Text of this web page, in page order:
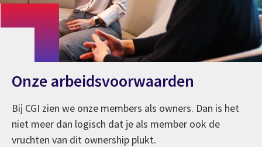
Onze arbeidsvoorwaarden
Bij CGI zien we onze members als owners. Dan is het
niet meer dan logisch dat je als member ook de
vruchten van dit ownership plukt.